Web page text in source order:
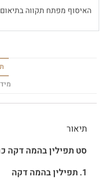
האיסוף מפתח תקווה
תיאור
סט תפילין בהמה דקה
1. תפילין בהמה דקה